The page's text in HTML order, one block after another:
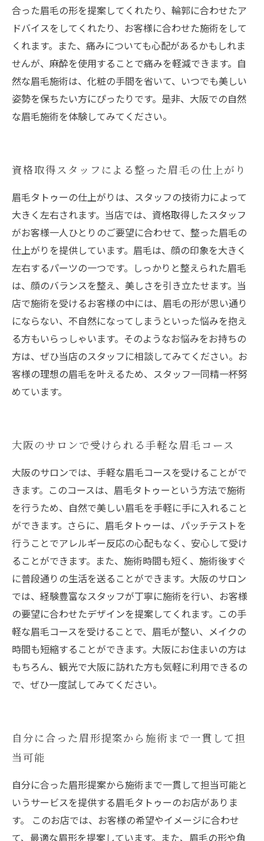
合った眉毛の形を提案してくれたり、輪郭に合わせたア
ドバイスをしてくれたり、お客様に合わせた施術をして
くれます。また、痛みについても心配があるかもしれま
せんが、麻酔を使用することで痛みを軽減できます。自
然な眉毛施術は、化粧の手間を省いて、いつでも美しい
姿勢を保ちたい方にぴったりです。是非、大阪での自然
な眉毛施術を体験してみてください。
資格取得スタッフによる整った眉毛の仕上がり
眉毛タトゥーの仕上がりは、スタッフの技術力によって
大きく左右されます。当店では、資格取得したスタッフ
がお客様一人ひとりのご要望に合わせて、整った眉毛の
仕上がりを提供しています。眉毛は、顔の印象を大きく
左右するパーツの一つです。しっかりと整えられた眉毛
は、顔のバランスを整え、美しさを引き立たせます。当
店で施術を受けるお客様の中には、眉毛の形が思い通り
にならない、不自然になってしまうといった悩みを抱え
る方もいらっしゃいます。そのようなお悩みをお持ちの
方は、ぜひ当店のスタッフに相談してみてください。お
客様の理想の眉毛を叶えるため、スタッフ一同精一杯努
めています。
大阪のサロンで受けられる手軽な眉毛コース
大阪のサロンでは、手軽な眉毛コースを受けることがで
きます。このコースは、眉毛タトゥーという方法で施術
を行うため、自然で美しい眉毛を手軽に手に入れること
ができます。さらに、眉毛タトゥーは、パッチテストを
行うことでアレルギー反応の心配もなく、安心して受け
ることができます。また、施術時間も短く、施術後すぐ
に普段通りの生活を送ることができます。大阪のサロン
では、経験豊富なスタッフが丁寧に施術を行い、お客様
の要望に合わせたデザインを提案してくれます。この手
軽な眉毛コースを受けることで、眉毛が整い、メイクの
時間も短縮することができます。大阪にお住まいの方は
もちろん、観光で大阪に訪れた方も気軽に利用できるの
で、ぜひ一度試してみてください。
自分に合った眉形提案から施術まで一貫して担
当可能
自分に合った眉形提案から施術まで一貫して担当可能と
いうサービスを提供する眉毛タトゥーのお店がありま
す。 このお店では、お客様の希望やイメージに合わせ
て、最適な眉形を提案しています。また、眉毛の形や角